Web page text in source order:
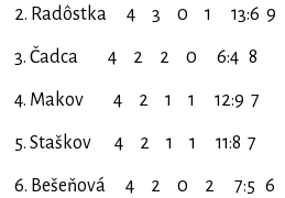
2. Radôstka 4 3 0 1 13:6 9
3. Čadca 4 2 2 0 6:4 8
4. Makov 4 2 1 1 12:9 7
5. Staškov 4 2 1 1 11:8 7
6. Bešeňová 4 2 0 2 7:5 6